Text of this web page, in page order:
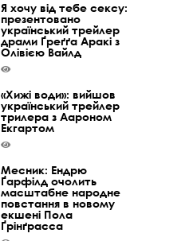
Я хочу від тебе сексу:
презентовано
український трейлер
драми Ґреґґа Аракі з
Олівією Вайлд
«Хижі води»: вийшов
український трейлер
трилера з Аароном
Екгартом
Месник: Ендрю
Ґарфілд очолить
масштабне народне
повстання в новому
екшені Пола
Ґрінґрасса